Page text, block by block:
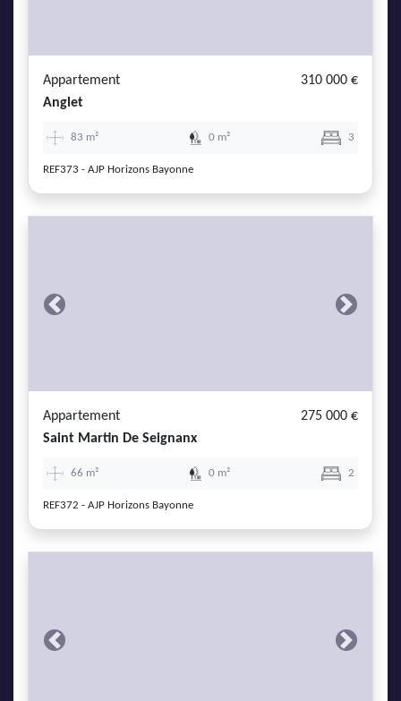
Appartement
310 000 €
Anglet
83 m² 0 m² 3
REF373 - AJP Horizons Bayonne
Previous Next
Appartement
275 000 €
Saint Martin De Seignanx
66 m² 0 m² 2
REF372 - AJP Horizons Bayonne
Previous Next